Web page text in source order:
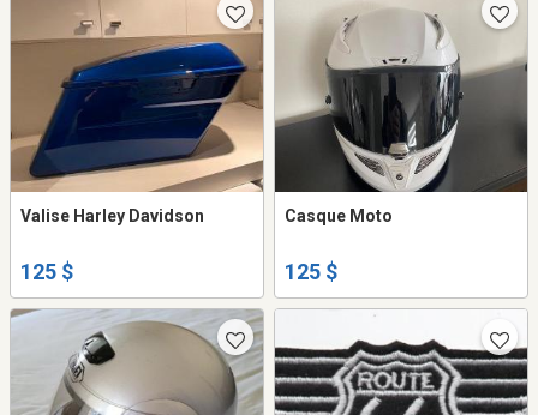
Valise Harley Davidson
125 $
Casque Moto
125 $